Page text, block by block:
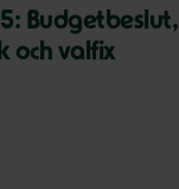
Budgetbeslut,
och valfix